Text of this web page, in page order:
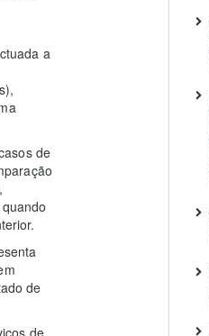
a
de
de
de